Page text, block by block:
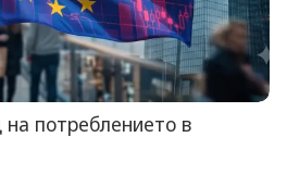
потреблението в